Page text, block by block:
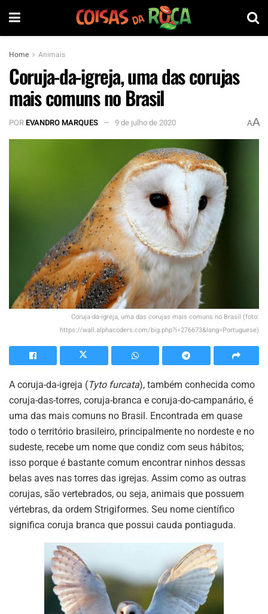
Home Animais
Coruja-da-igreja, uma das corujas
mais comuns no Brasil
POREVANDRO MARQUES 9 de julho de 2020 AA
Coruja-da-igreja, uma das corujas mais comuns no Brasil (foto:
https://wall.alphacoders.com/big.php?i=276673&lang=Portuguese)
A coruja-da-igreja (Tyto furcata), também conhecida como
coruja-das-torres, coruja-branca e coruja-do-campanário, é
uma das mais comuns no Brasil. Encontrada em quase
todo o território brasileiro, principalmente no nordeste e no
sudeste, recebe um nome que condiz com seus hábitos;
isso porque é bastante comum encontrar ninhos dessas
belas aves nas torres das igrejas. Assim como as outras
corujas, são vertebrados, ou seja, animais que possuem
vértebras, da ordem Strigiformes. Seu nome científico
significa coruja branca que possui cauda pontiaguda.